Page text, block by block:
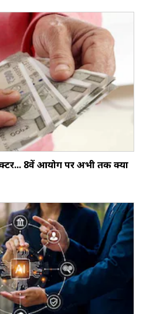
8वें आयोग पर अभी तक क्‍या